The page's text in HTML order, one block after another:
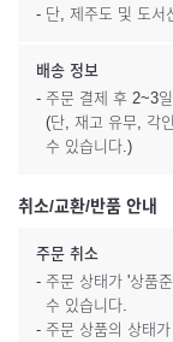
- 단, 제주도 및 도서
배송 정보
- 주문 결제 후 2~3
(단, 재고 유무, 각
수 있습니다.)
취소/교환/반품 안내
주문 취소
- 주문 상태가 '상품
수 있습니다.
- 주문 상품의 상태가